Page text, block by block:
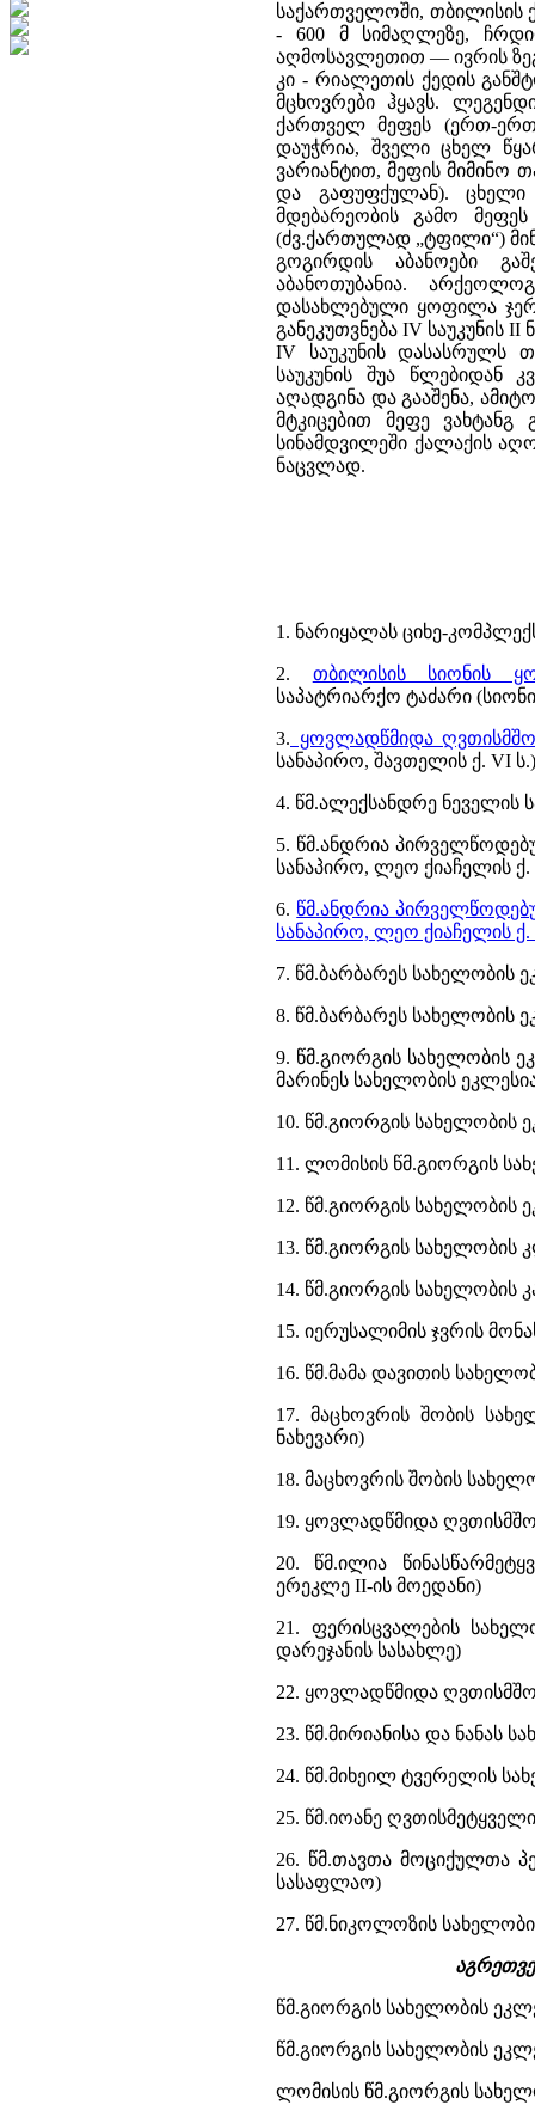
საქართველოში, თბილისის
- 600 მ სიმაღლეზე,
აღმოსავლეთით — ივრის
კი - რიალეთის ქედის
მცხოვრები ჰყავს.
ქართველ მეფეს (ერთ-
დაუჭრია, შველი ცხელ
ვარიანტით, მეფის მიმინო
და გაფუფქულან). ცხელი
მდებარეობის გამო
(ძვ.ქართულად „ტფილი“)
გოგირდის აბანოები
აბანოთუბანია.
დასახლებული ყოფილა ჯერ
განეკუთვნება IV საუკუნის
IV საუკუნის დასასრულს
საუკუნის შუა წლებიდან
აღადგინა და გააშენა,
მტკიცებით მეფე
სინამდვილეში ქალაქის
ნაცვლად.
1. ნარიყალას ციხე-
2. თბილისის სიონის
საპატრიარქო ტაძარი
3. ყოვლადწმიდა
სანაპირო, შავთელის ქ. VI ს.)
4. წმ.ალექსანდრე ნეველის
5. წმ.ანდრია
სანაპირო, ლეო ქიაჩელის ქ.
6. წმ.ანდრია
სანაპირო, ლეო ქიაჩელის ქ.
7. წმ.ბარბარეს სახელობის
8. წმ.ბარბარეს სახელობის
9. წმ.გიორგის სახელობის
მარინეს სახელობის
10. წმ.გიორგის სახელობის
11. ლომისის წმ.გიორგის
12. წმ.გიორგის სახელობის
13. წმ.გიორგის სახელობის
14. წმ.გიორგის სახელობის
15. იერუსალიმის ჯვრის
16. წმ.მამა დავითის
17. მაცხოვრის შობის
ნახევარი)
18. მაცხოვრის შობის
19. ყოვლადწმიდა
20. წმ.ილია
ერეკლე II-ის მოედანი)
21. ფერისცვალების
დარეჯანის სასახლე)
22. ყოვლადწმიდა
23. წმ.მირიანისა და ნანას
24. წმ.მიხეილ ტვერელის
25. წმ.იოანე
26. წმ.თავთა მოციქულთა
სასაფლაო)
27. წმ.ნიკოლოზის
წმ.გიორგის სახელობის
წმ.გიორგის სახელობის
ლომისის წმ.გიორგის